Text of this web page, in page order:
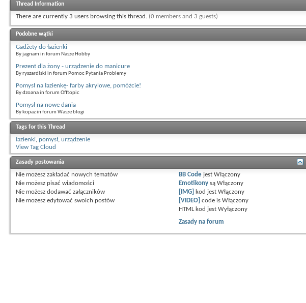
Thread Information
There are currently 3 users browsing this thread. (0 members and 3 guests)
Podobne wątki
Gadżety do łazienki
By jagnam in forum Nasze Hobby
Prezent dla żony - urządzenie do manicure
By ryszardlski in forum Pomoc Pytania Problemy
Pomysł na łazienkę- farby akrylowe, pomóżcie!
By dzoana in forum Offtopic
Pomysł na nowe dania
By kopaz in forum Wasze blogi
Tags for this Thread
łazienki, pomysł, urządzenie
View Tag Cloud
Zasady postowania
Nie możesz zakładać nowych tematów
Nie możesz pisać wiadomości
Nie możesz dodawać załączników
Nie możesz edytować swoich postów
BB Code jestWłączony
Emotikony sąWłączony
[IMG] kod jestWłączony
[VIDEO] code isWłączony
HTML kod jestWyłączony
Zasady na forum